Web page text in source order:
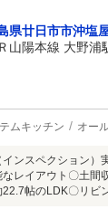
県廿日市市沖塩
Ｒ山陽本線 大野浦
ムキッチン オー
ンスペクション）
レイアウト〇土間
22.7帖のLDK〇リ